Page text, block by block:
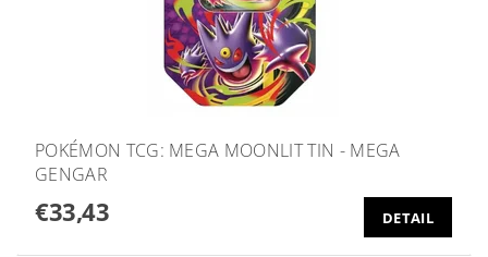
POKÉMON TCG: MEGA MOONLIT TIN - MEGA
GENGAR
€33,43 DETAIL